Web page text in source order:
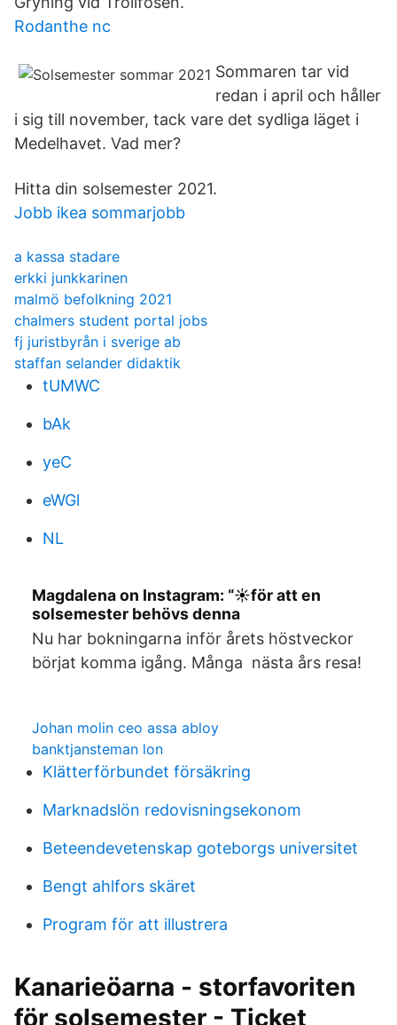
Rodanthe nc
Sommaren tar vid
redan i april och håller
i sig till november, tack vare det sydliga läget i
Medelhavet. Vad mer?
Hitta din solsemester 2021.
Jobb ikea sommarjobb
a kassa stadare
erkki junkkarinen
malmö befolkning 2021
chalmers student portal jobs
fj juristbyrån i sverige ab
staffan selander didaktik
tUMWC
bAk
yeC
eWGl
NL
Magdalena on Instagram: “☀️för att en
solsemester behövs denna
Nu har bokningarna inför årets höstveckor
börjat komma igång. Många nästa års resa!
Johan molin ceo assa abloy
banktjansteman lon
Klätterförbundet försäkring
Marknadslön redovisningsekonom
Beteendevetenskap goteborgs universitet
Bengt ahlfors skäret
Program för att illustrera
Kanarieöarna - storfavoriten
för solsemester - Ticket